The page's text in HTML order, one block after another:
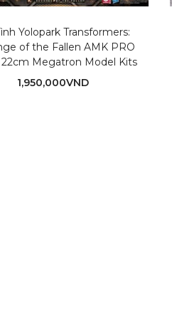
Yolopark Transformers:
of the Fallen AMK PRO
22cm Megatron Model Kits
1,950,000VND